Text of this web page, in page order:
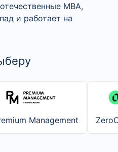
MBA,
и работает на
Management